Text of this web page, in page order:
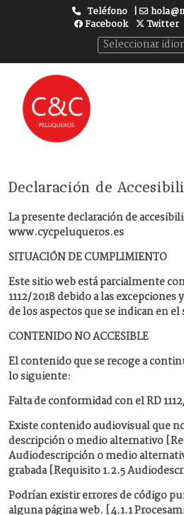
Teléfono|
Facebook
Twitter
Seleccionar
Declaración de
La presente declaración de
www.cycpeluqueros.es
SITUACIÓN DE CUMPLIMIENTO
Este sitio web está parcialmente
1112/2018 debido a las
de los aspectos que se indican en
CONTENIDO NO ACCESIBLE
El contenido que se recoge a
lo siguiente:
Falta de conformidad con el RD
Existe contenido audiovisual que
descripción o medio alternativo
Audiodescripción o medio
grabada [Requisito 1.2.5
Podrían existir errores de código
alguna página web. [4.1.1